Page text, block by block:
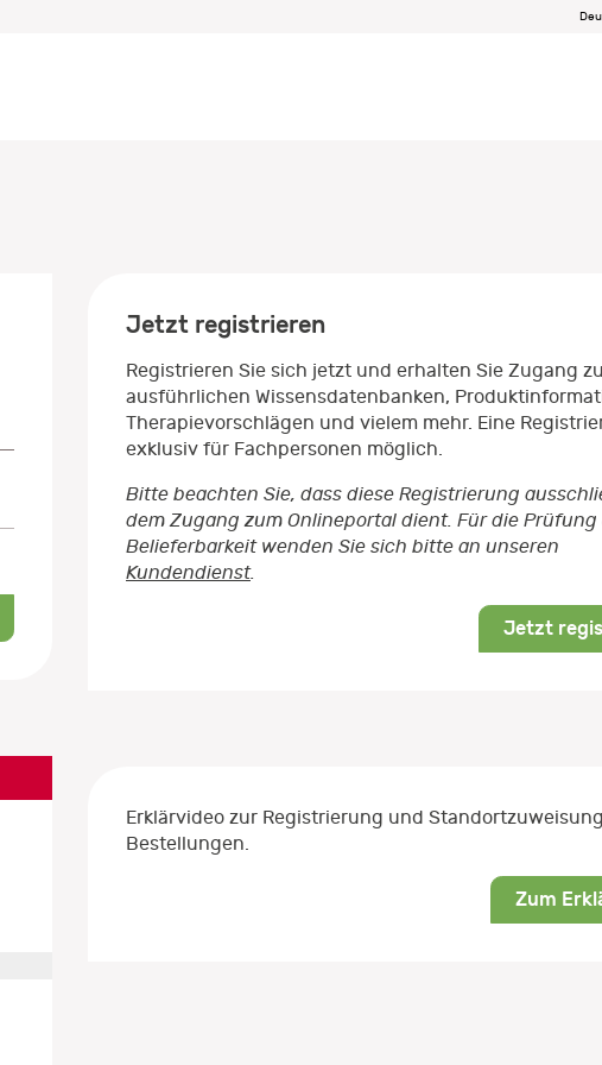
Jetzt registrieren
Registrieren Sie sich jetzt und erhalten Sie Zugang
ausführlichen Wissensdatenbanken,
Therapievorschlägen und vielem mehr. Eine
exklusiv für Fachpersonen möglich.
Bitte beachten Sie, dass diese Registrierung
dem Zugang zum Onlineportal dient. Für die Prüfung
Belieferbarkeit wenden Sie sich bitte an unseren
Kundendienst.
Jetzt
Erklärvideo zur Registrierung und
Bestellungen.
Zum